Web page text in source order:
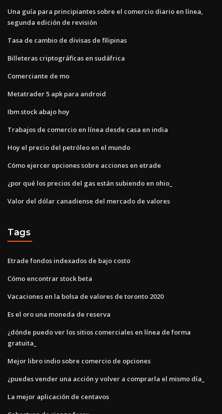
Una guía para principiantes sobre el comercio diario en línea,
segunda edición de revisión
Tasa de cambio de divisas de filipinas
Billeteras criptográficas en sudáfrica
Comerciante de mo
Metatrader 5 apk para android
Ibm stock abajo hoy
Trabajos de comercio en línea desde casa en india
Hoy el precio del petróleo en el mundo
Cómo ejercer opciones sobre acciones en etrade
¿por qué los precios del gas están subiendo en ohio_
Valor del dólar canadiense del mercado de valores
Tags
Etrade fondos indexados de bajo costo
Cómo encontrar stock beta
Vacaciones en la bolsa de valores de toronto 2020
Es el oro una moneda de reserva
¿dónde puedo ver los sitios comerciales en línea de forma
gratuita_
Mejor libro indio sobre comercio de opciones
¿puedes vender una acción y volver a comprarla el mismo día_
La mejor aplicación de centavos